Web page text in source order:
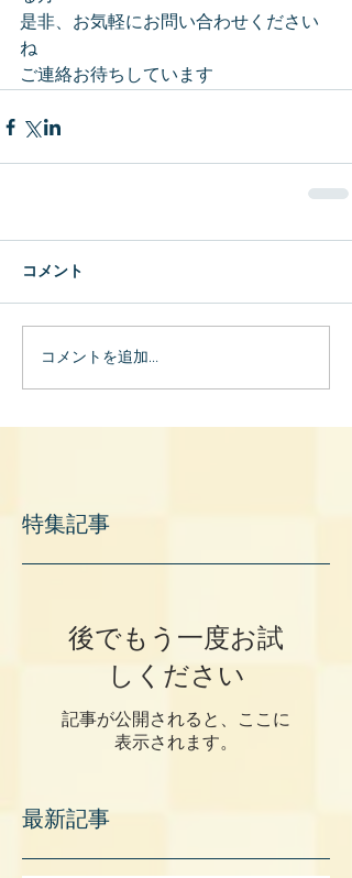
是非、お気軽にお問い合わせください
ね
ご連絡お待ちしています
コメント
コメントを追加…
特集記事
後でもう一度お試
しください
記事が公開されると、ここに
表示されます。
最新記事